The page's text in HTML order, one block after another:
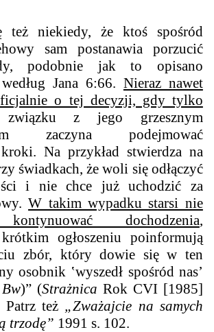
też niekiedy, że ktoś spośród
sam postanawia porzucić
podobnie jak to opisano
Jana 6:66. Nieraz nawet
o tej decyzji, gdy tylko
z jego grzesznym
zaczyna podejmować
Na przykład stwierdza na
świadkach, że woli się odłączyć
i nie chce już uchodzić za
W takim wypadku starsi nie
dochodzenia,
ogłoszeniu poinformują
zbór, który dowie się w ten
osobnik ‛wyszedł spośród nas’
Bw)” (Strażnica Rok CVI [1985]
też „Zważajcie na samych
trzodę” 1991 s. 102.